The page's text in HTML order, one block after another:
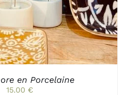
VARIATIONS.
LES
OPTIONS
PEUVENT
ÊTRE
CHOISIES
SUR
PAGE
en Porcelaine
15.00 €